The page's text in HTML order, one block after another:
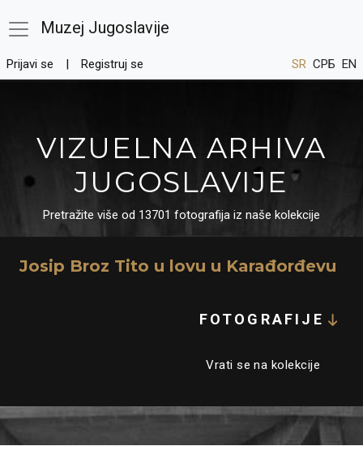
Muzej Jugoslavije
Prijavi se Registruj se SR СРБ EN
VIZUELNA ARHIVA
JUGOSLAVIJE
Pretražite više od 13701 fotografija iz naše kolekcije
Josip Broz Tito u lovu u Karađorđevu
FOTOGRAFIJE
Vrati se na kolekcije